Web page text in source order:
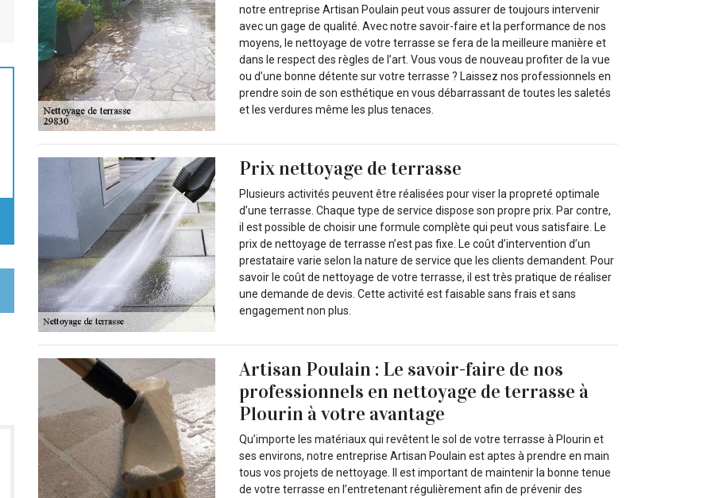
notre entreprise Artisan Poulain peut vous assurer de toujours intervenir
avec un gage de qualité. Avec notre savoir-faire et la performance de nos
moyens, le nettoyage de votre terrasse se fera de la meilleure manière et
dans le respect des règles de l’art. Vous vous de nouveau profiter de la vue
ou d’une bonne détente sur votre terrasse ? Laissez nos professionnels en
prendre soin de son esthétique en vous débarrassant de toutes les saletés
et les verdures même les plus tenaces.
Prix nettoyage de terrasse
Plusieurs activités peuvent être réalisées pour viser la propreté optimale
d’une terrasse. Chaque type de service dispose son propre prix. Par contre,
il est possible de choisir une formule complète qui peut vous satisfaire. Le
prix de nettoyage de terrasse n’est pas fixe. Le coût d’intervention d’un
prestataire varie selon la nature de service que les clients demandent. Pour
savoir le coût de nettoyage de votre terrasse, il est très pratique de réaliser
une demande de devis. Cette activité est faisable sans frais et sans
engagement non plus.
Artisan Poulain : Le savoir-faire de nos
professionnels en nettoyage de terrasse à
Plourin à votre avantage
Qu’importe les matériaux qui revêtent le sol de votre terrasse à Plourin et
ses environs, notre entreprise Artisan Poulain est aptes à prendre en main
tous vos projets de nettoyage. Il est important de maintenir la bonne tenue
de votre terrasse en l’entretenant régulièrement afin de prévenir des